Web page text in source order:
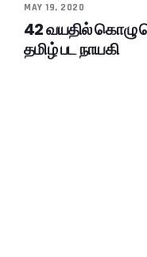
MAY 19, 2020
42 வயதில் கொழு
தமிழ் பட நாயகி